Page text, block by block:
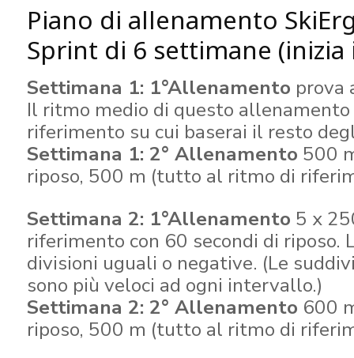
Piano di allenamento
Sprint di 6 settimane
Settimana 1: 1°Allenamento prova
Il ritmo medio di questo
riferimento su cui baserai il resto
Settimana 1: 2° Allenamento 500
riposo, 500 m (tutto al ritmo di
Settimana 2: 1°Allenamento 5 x
riferimento con 60 secondi di riposo.
divisioni uguali o negative. (Le
sono più veloci ad ogni intervallo.)
Settimana 2: 2° Allenamento 600
riposo, 500 m (tutto al ritmo di